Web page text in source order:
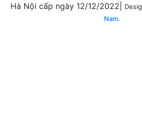
Hà Nội cấp ngày 12/12/2022|
Nam.